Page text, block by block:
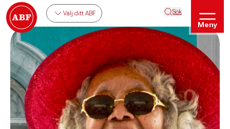
Välj ditt ABF Sök
Meny